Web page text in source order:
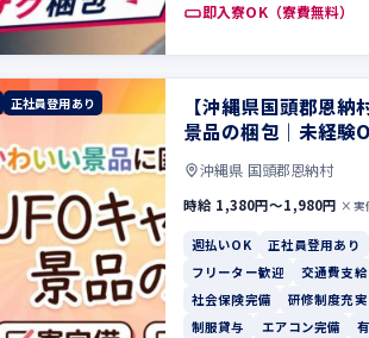
即入寮OK（寮費無料）
正社員登用あり
【沖縄県国頭郡恩納
景品の梱包｜未経験
沖縄県 国頭郡恩納村
時給 1,380円〜1,980円 ×実
週払いOK 正社員登用あり
フリーター歓迎
交通費支給
社会保険完備
研修制度充実
制服貸与
エアコン完備